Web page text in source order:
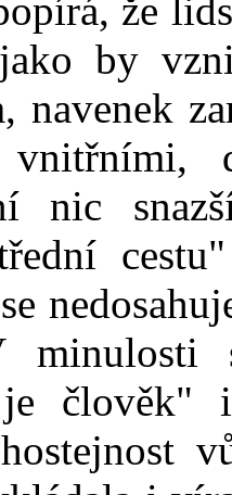
že
by
navenek
nic
člověk"